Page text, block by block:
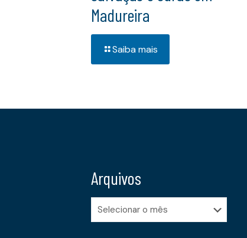
Madureira
Saiba mais
Arquivos
Arquivos